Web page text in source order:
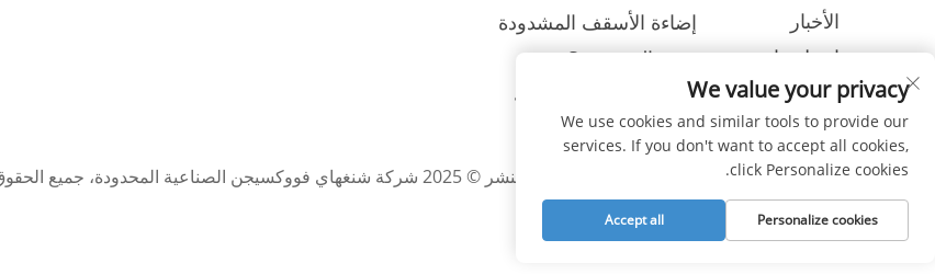
الأخبار
اتصل بنا
إضاءة الأسقف المشدودة
مربع الضوء Seg
قماش الألياف الزجاجية
حقوق الطبع والنشر © 2025 شركة شنغهاي فووكسيجن الصناعية المحدودة، جميع الحقوق محفوظة |
We value your privacy
We use cookies and similar tools to provide our
services. If you don't want to accept all cookies,
click Personalize cookies.
Personalize cookies
Accept all